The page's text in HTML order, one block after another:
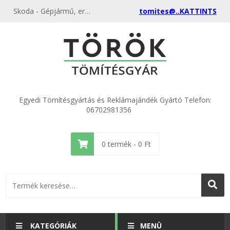
Skoda - Gépjármű, erőgép, mozdony tömítések különböző méretekből a gyártótól, akciós áron tomites@..KATTINTS
Egyedi Tömítésgyártás és Reklámajándék Gyártó Telefon:
06702981356
0 termék - 0 Ft
KATEGÓRIÁK MENÜ